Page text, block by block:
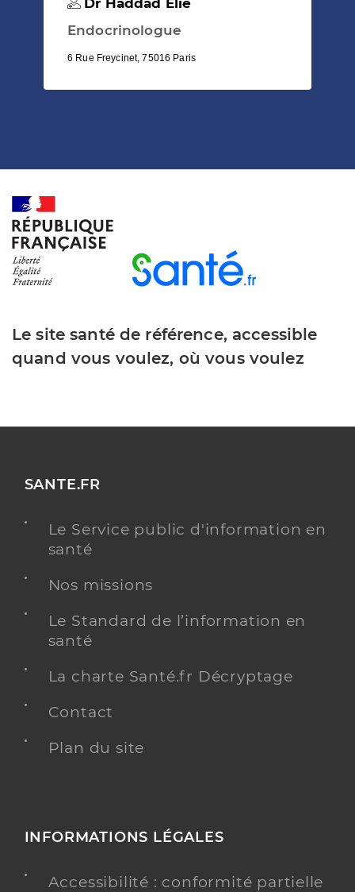
Endocrinologue
6 Rue Freycinet, 75016 Paris
Le site santé de référence, accessible
quand vous voulez, où vous voulez
SANTE.FR
Le Service public d'information en
santé
Nos missions
Le Standard de l’information en
santé
La charte Santé.fr Décryptage
Contact
Plan du site
INFORMATIONS LÉGALES
Accessibilité : conformité partielle